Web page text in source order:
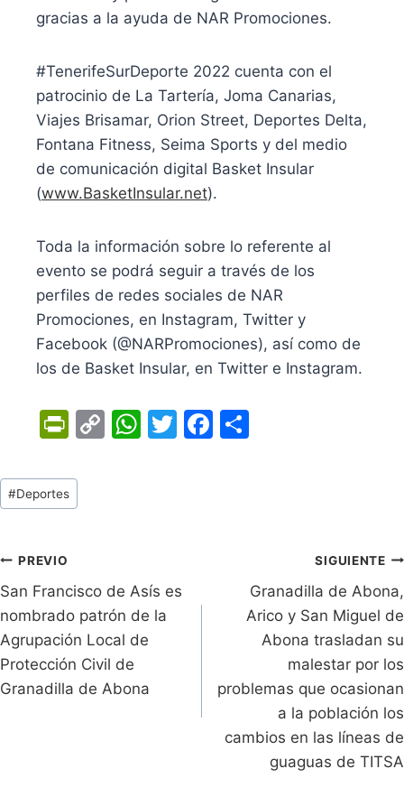
gracias a la ayuda de NAR Promociones.
#TenerifeSurDeporte 2022 cuenta con el
patrocinio de La Tartería, Joma Canarias,
Viajes Brisamar, Orion Street, Deportes Delta,
Fontana Fitness, Seima Sports y del medio
de comunicación digital Basket Insular
(www.BasketInsular.net).
Toda la información sobre lo referente al
evento se podrá seguir a través de los
perfiles de redes sociales de NAR
Promociones, en Instagram, Twitter y
Facebook (@NARPromociones), así como de
los de Basket Insular, en Twitter e Instagram.
Pr
tF
ri
dl
y
C
k
W
p
T
F
Tags
de
#Deportes
Navegación
de
entradas
PREVIO
San Francisco de Asís es
nombrado patrón de la
Agrupación Local de
Protección Civil de
Granadilla de Abona
SIGUIENTE
Granadilla de Abona,
Arico y San Miguel de
Abona trasladan su
malestar por los
problemas que ocasionan
a la población los
cambios en las líneas de
guaguas de TITSA